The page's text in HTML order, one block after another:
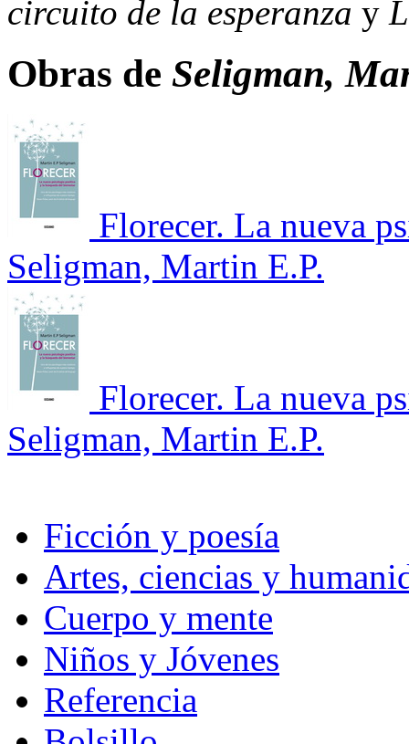
circuito de la esperanza y
Obras de Seligman,
Florecer. La nueva
Seligman, Martin E.P.
Florecer. La nueva
Seligman, Martin E.P.
Ficción y poesía
Artes, ciencias y
Cuerpo y mente
Niños y Jóvenes
Referencia